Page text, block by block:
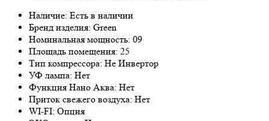
Наличие: Есть в наличии
Бренд изделия: Green
Номинальная мощность: 09
Площадь помещения: 25
Тип компрессора: Не Инвертор
УФ лампа: Нет
Функция Нано Аква: Нет
Приток свежего воздуха: Нет
WI-FI: Опция